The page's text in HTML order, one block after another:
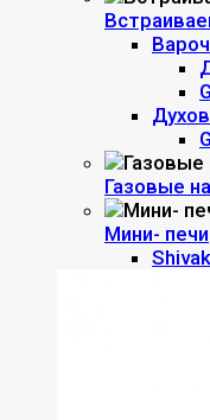
Газовые
Мини- печи